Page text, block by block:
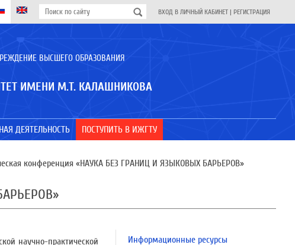
ВХОД В ЛИЧНЫЙ КАБИНЕТ | РЕГИСТРАЦИЯ
ВЫСШЕГО ОБРАЗОВАНИЯ
ИМЕНИ М.Т. КАЛАШНИКОВА
ДЕЯТЕЛЬНОСТЬ ПОСТУПИТЬ В ИЖГТУ
конференция «НАУКА БЕЗ ГРАНИЦ И ЯЗЫКОВЫХ БАРЬЕРОВ»
научно-практической
Информационные ресурсы